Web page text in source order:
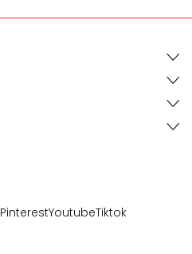
PinterestYoutubeTiktok